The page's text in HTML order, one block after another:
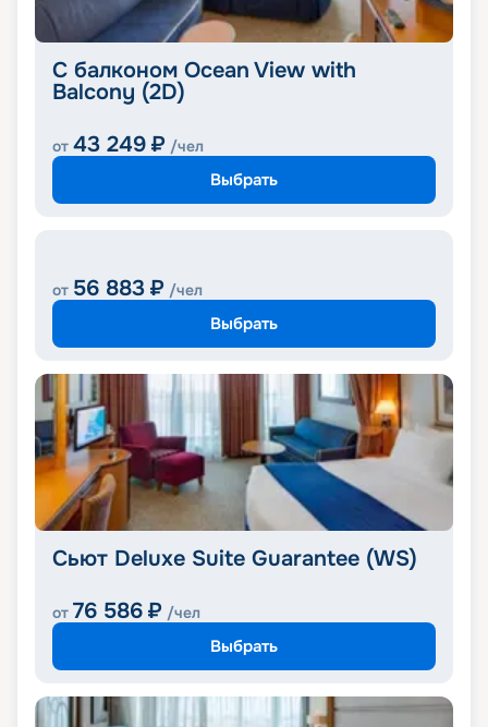
С балконом Ocean View with
Balcony (2D)
от 43 249 ₽ /чел
Выбрать
от 56 883 ₽ /чел
Выбрать
Сьют Deluxe Suite Guarantee (WS)
от 76 586 ₽ /чел
Выбрать